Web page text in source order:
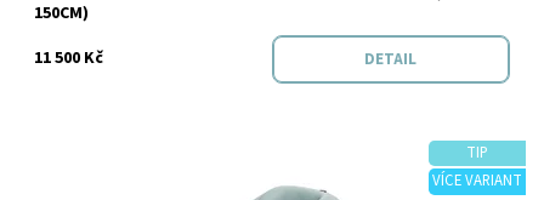
150CM)
11 500 Kč
DETAIL
TIP
VÍCE VARIANT